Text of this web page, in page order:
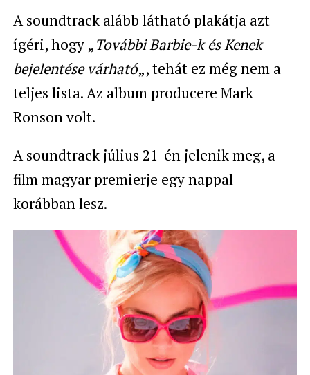
A soundtrack alább látható plakátja azt
ígéri, hogy „További Barbie-k és Kenek
bejelentése várható„, tehát ez még nem a
teljes lista. Az album producere Mark
Ronson volt.
A soundtrack július 21-én jelenik meg, a
film magyar premierje egy nappal
korábban lesz.